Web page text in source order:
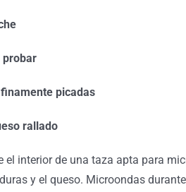
probar
picadas
rallado
el interior de una taza apta para
y el queso. Microondas